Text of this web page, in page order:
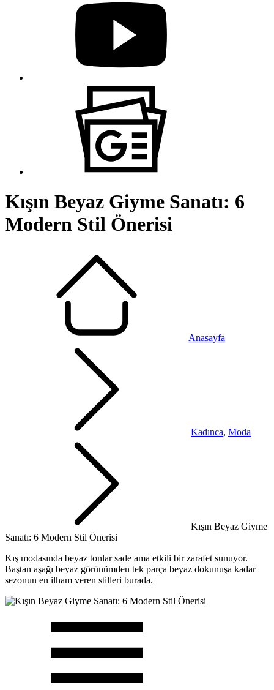
Kışın Beyaz Giyme Sanatı: 6
Modern Stil Önerisi
Anasayfa
Kadınca, Moda
Kışın Beyaz Giyme
Sanatı: 6 Modern Stil Önerisi
Kış modasında beyaz tonlar sade ama etkili bir zarafet sunuyor.
Baştan aşağı beyaz görünümden tek parça beyaz dokunuşa kadar
sezonun en ilham veren stilleri burada.